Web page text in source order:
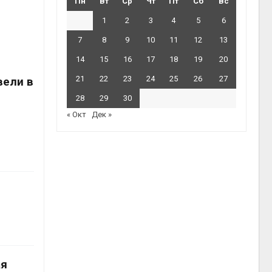
в
1 2 3 4 5 6
7 8 9 10 11 12 13
14 15 16 17 18 19 20
21 22 23 24 25 26 27
28 29
30
« Окт
Дек »